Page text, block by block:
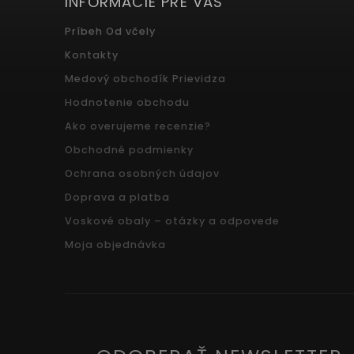
Príbeh Od včely
Kontakty
Medový obchodík Prievidza
Hodnotenie obchodu
Ako overujeme recenzie?
Obchodné podmienky
Ochrana osobných údajov
Doprava a platba
Voskové obaly – otázky a odpovede
Moja objednávka